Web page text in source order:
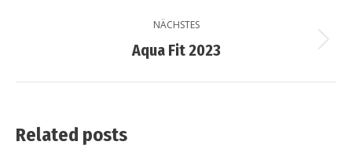
NÄCHSTES
Nächster
Aqua Fit 2023
Related posts